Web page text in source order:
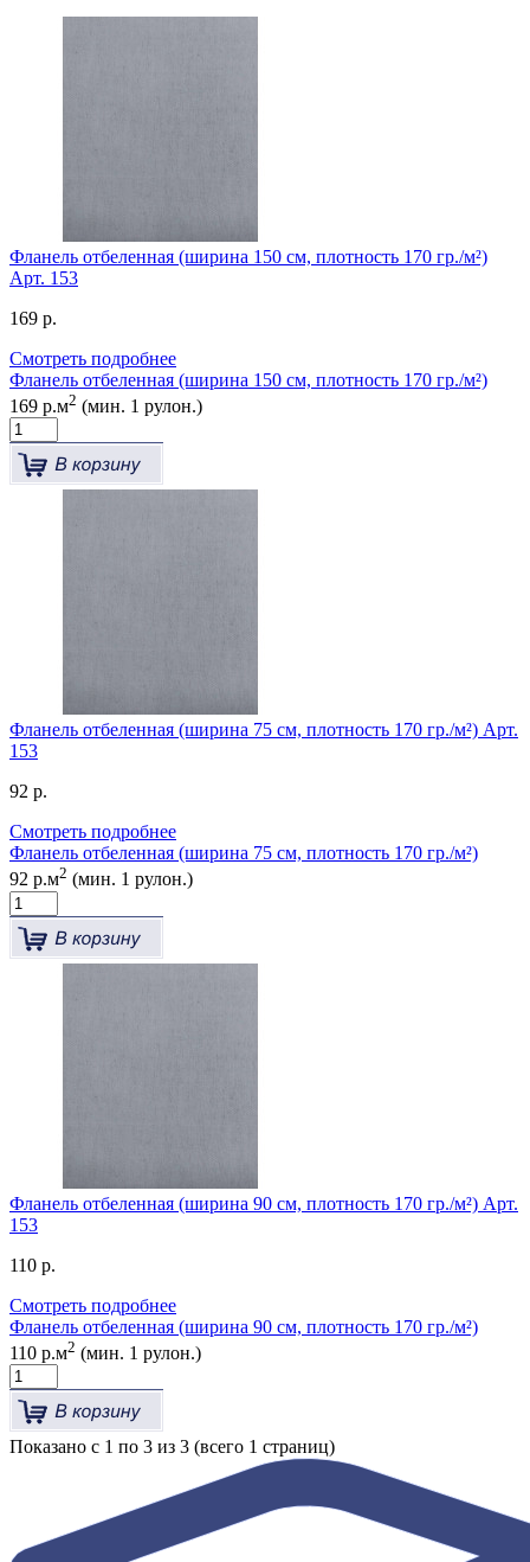
Фланель отбеленная (ширина 150 см, плотность 170 гр./м²)
Арт. 153
169 р.
Смотреть подробнее
Фланель отбеленная (ширина 150 см, плотность 170 гр./м²)
169 р.м2 (мин. 1 рулон.)
Фланель отбеленная (ширина 75 см, плотность 170 гр./м²) Арт.
153
92 р.
Смотреть подробнее
Фланель отбеленная (ширина 75 см, плотность 170 гр./м²)
92 р.м2 (мин. 1 рулон.)
Фланель отбеленная (ширина 90 см, плотность 170 гр./м²) Арт.
153
110 р.
Смотреть подробнее
Фланель отбеленная (ширина 90 см, плотность 170 гр./м²)
110 р.м2 (мин. 1 рулон.)
Показано с 1 по 3 из 3 (всего 1 страниц)